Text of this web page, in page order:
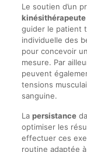
Le soutien d’un
kinésithérapeute
guider le patient
individuelle des
pour concevoir
mesure. Par
peuvent
tensions
sanguine.
La persistance
optimiser les
effectuer ces
routine adaptée